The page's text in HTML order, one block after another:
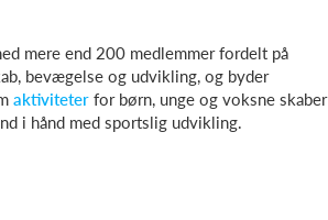
mere end 200 medlemmer fordelt på
bevægelse og udvikling, og byder
aktiviteter for børn, unge og voksne skaber
i hånd med sportslig udvikling.